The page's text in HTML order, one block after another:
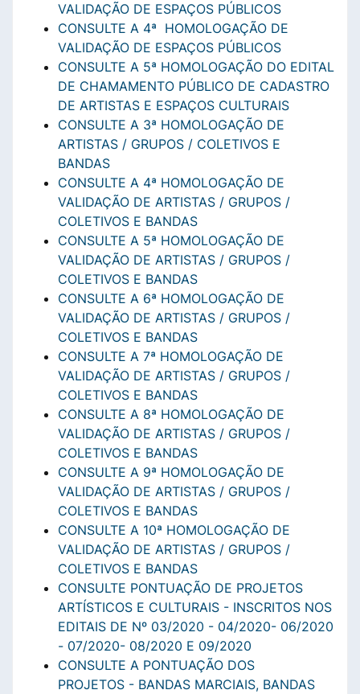
VALIDAÇÃO DE ESPAÇOS PÚBLICOS
CONSULTE A 4ª HOMOLOGAÇÃO DE
VALIDAÇÃO DE ESPAÇOS PÚBLICOS
CONSULTE A 5ª HOMOLOGAÇÃO DO EDITAL
DE CHAMAMENTO PÚBLICO DE CADASTRO
DE ARTISTAS E ESPAÇOS CULTURAIS
CONSULTE A 3ª HOMOLOGAÇÃO DE
ARTISTAS / GRUPOS / COLETIVOS E
BANDAS
CONSULTE A 4ª HOMOLOGAÇÃO DE
VALIDAÇÃO DE ARTISTAS / GRUPOS /
COLETIVOS E BANDAS
CONSULTE A 5ª HOMOLOGAÇÃO DE
VALIDAÇÃO DE ARTISTAS / GRUPOS /
COLETIVOS E BANDAS
CONSULTE A 6ª HOMOLOGAÇÃO DE
VALIDAÇÃO DE ARTISTAS / GRUPOS /
COLETIVOS E BANDAS
CONSULTE A 7ª HOMOLOGAÇÃO DE
VALIDAÇÃO DE ARTISTAS / GRUPOS /
COLETIVOS E BANDAS
CONSULTE A 8ª HOMOLOGAÇÃO DE
VALIDAÇÃO DE ARTISTAS / GRUPOS /
COLETIVOS E BANDAS
CONSULTE A 9ª HOMOLOGAÇÃO DE
VALIDAÇÃO DE ARTISTAS / GRUPOS /
COLETIVOS E BANDAS
CONSULTE A 10ª HOMOLOGAÇÃO DE
VALIDAÇÃO DE ARTISTAS / GRUPOS /
COLETIVOS E BANDAS
CONSULTE PONTUAÇÃO DE PROJETOS
ARTÍSTICOS E CULTURAIS - INSCRITOS NOS
EDITAIS DE Nº 03/2020 - 04/2020- 06/2020
- 07/2020- 08/2020 E 09/2020
CONSULTE A PONTUAÇÃO DOS
PROJETOS - BANDAS MARCIAIS, BANDAS